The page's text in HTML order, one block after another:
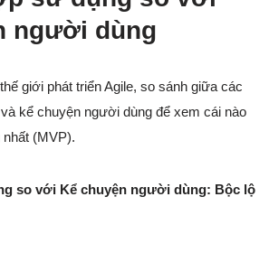
người dùng
giới phát triển Agile, so sánh giữa các
kể chuyện người dùng để xem cái nào
nhất (MVP).
so với Kể chuyện người dùng: Bộc lộ